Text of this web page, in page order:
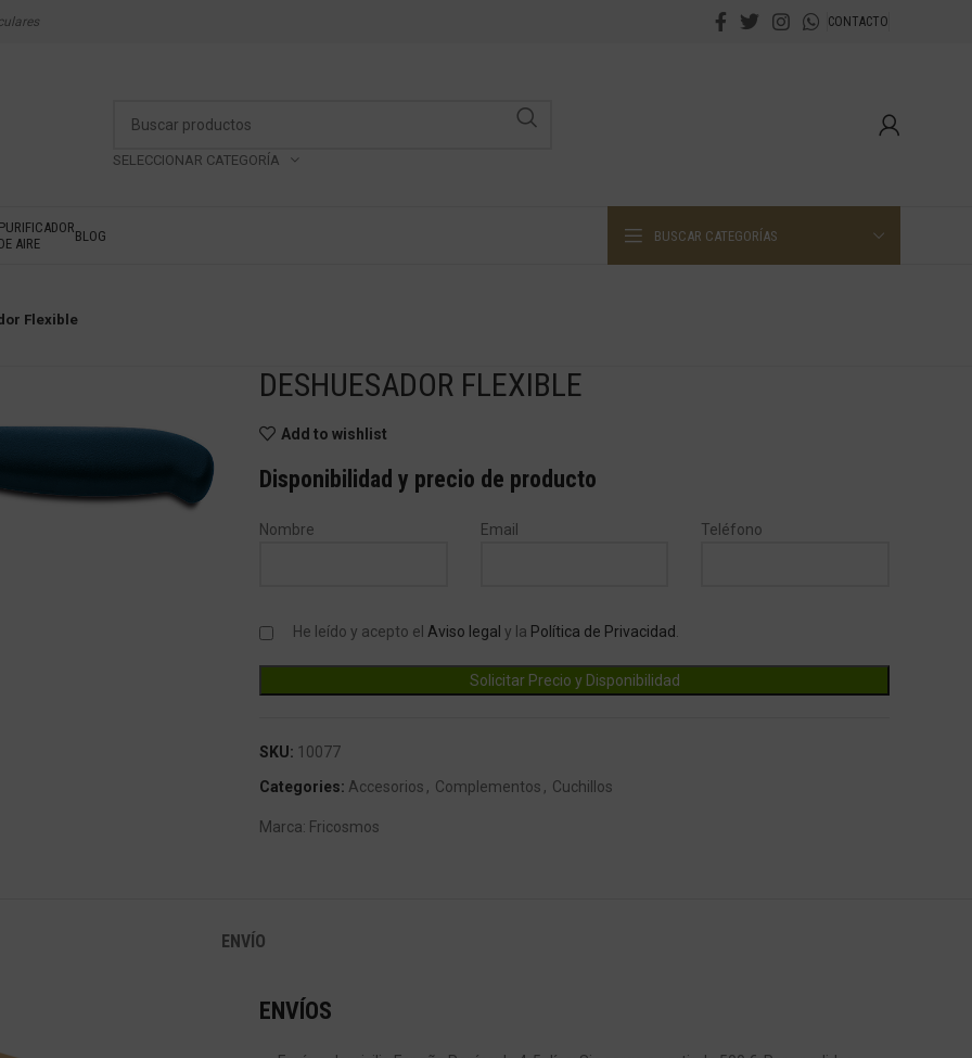
CONTACTO
SELECCIONAR CATEGORÍA
AIRE
BLOG BUSCAR CATEGORÍAS
Flexible
DESHUESADOR FLEXIBLE
Add to wishlist
Disponibilidad y precio de producto
Nombre Email Teléfono
He leído y acepto el Aviso legal y la Política de Privacidad
SKU: 10077
Categories: Accesorios , Complementos , Cuchillos
Marca: Fricosmos
ENVÍO
ENVÍOS